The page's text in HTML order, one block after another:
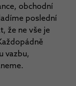
obchodní
poslední
že ne vše je
vazbu,